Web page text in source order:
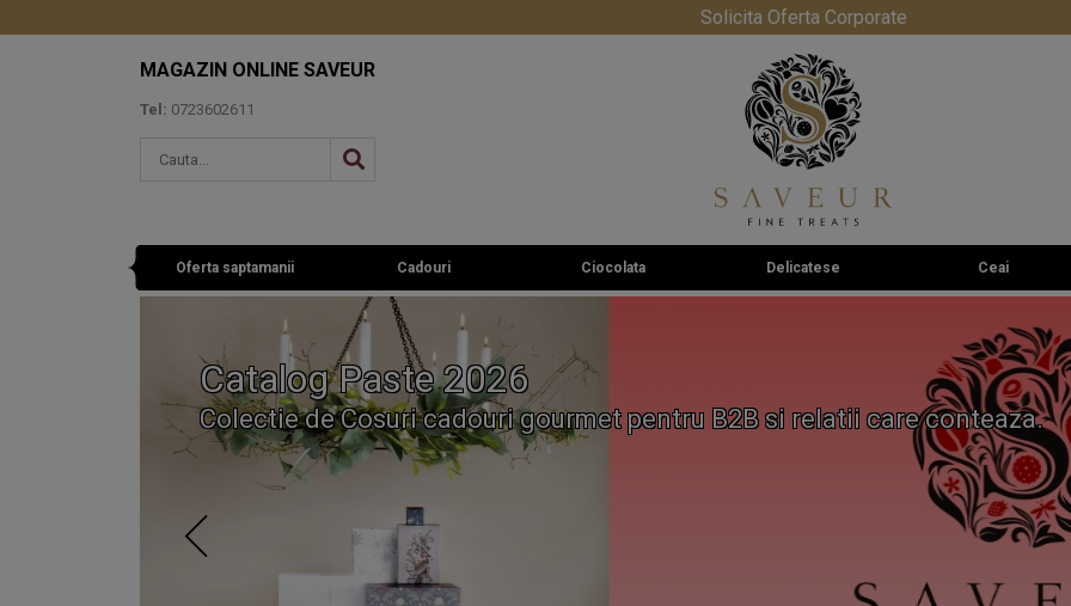
Solicita Oferta Corporate
MAGAZIN ONLINE SAVEUR
Tel: 0723602611
Oferta saptamanii Cadouri Ciocolata Delicatese Ceai
Catalog Paste 2026
Colectie de Cosuri cadouri gourmet pentru B2B si relatii care conteaza.